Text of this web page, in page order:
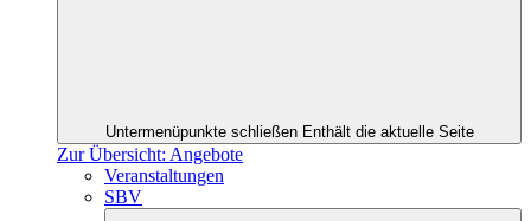
Untermenüpunkte schließen Enthält die aktuelle Seite
Zur Übersicht: Angebote
Veranstaltungen
SBV